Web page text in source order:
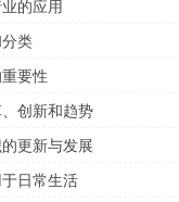
的应用
类
要性
创新和趋势
更新与发展
日常生活